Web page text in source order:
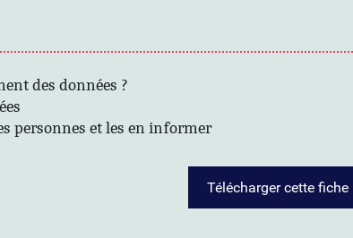
des données ?
personnes et les en informer
Télécharger cette fiche